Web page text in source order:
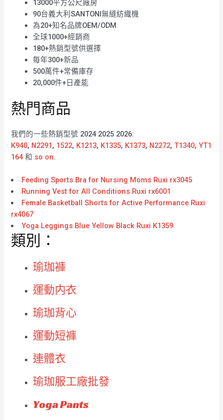
13000平方公尺廠房
90台義大利SANTONI無縫紡織機
為20+知名品牌OEM/ODM
全球1000+經銷商
180+熱銷型號供選擇
每年300+新品
500萬件+常備庫存
20,000件+日產能
熱門商品
我們的一些熱銷型號 2024 2025 2026:
K940, N2291, 1522, K1213, K1335, K1373, N2272,T1340,YT1
164 和 so on.
Feeding Sports Bra for Nursing Moms Ruxi rx3045
Running Vest for All Conditions Ruxi rx6001
Female Basketball Shorts for Active Performance Ruxi
rx4067
Yoga Leggings Blue Yellow Black Ruxi K1359
類別：
瑜珈褲
運動内衣
瑜珈背心
運動短褲
連體衣
瑜珈服工廠批發
Yoga Pants